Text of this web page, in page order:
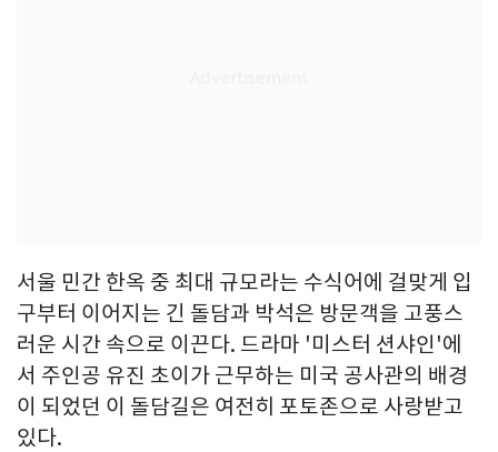
서울 민간 한옥 중 최대 규모라는 수식어에 걸맞게 입
구부터 이어지는 긴 돌담과 박석은 방문객을 고풍스
러운 시간 속으로 이끈다. 드라마 '미스터 션샤인'에
서 주인공 유진 초이가 근무하는 미국 공사관의 배경
이 되었던 이 돌담길은 여전히 포토존으로 사랑받고
있다.